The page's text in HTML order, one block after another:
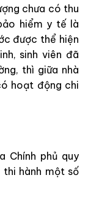
chưa có thu
hiểm y tế là
được thể hiện
sinh viên đã
thì giữa nhà
hoạt động chi
Chính phủ quy
hành một số